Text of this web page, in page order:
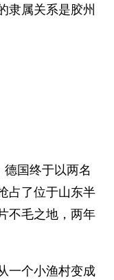
隶属关系是胶州
德国终于以两名
占了位于山东半
不毛之地，两年
一个小渔村变成